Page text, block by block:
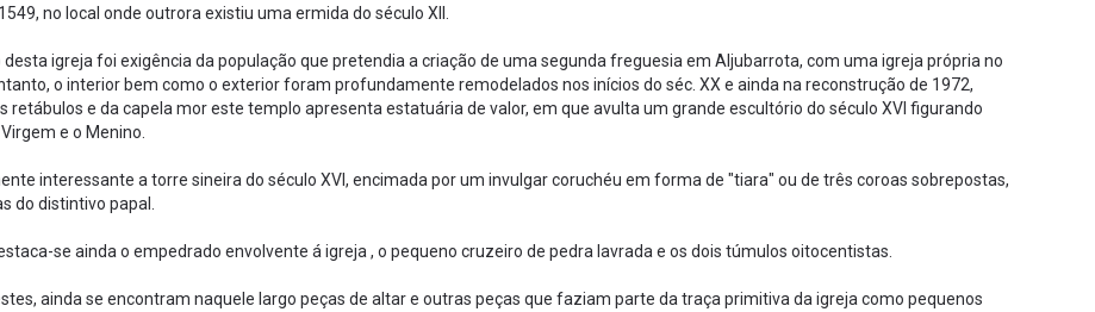
no local onde outrora existiu uma ermida do século XII.
igreja foi exigência da população que pretendia a criação de uma segunda freguesia em Aljubarrota, com uma igreja própria no
o interior bem como o exterior foram profundamente remodelados nos inícios do séc. XX e ainda na reconstrução de 1972,
retábulos e da capela mor este templo apresenta estatuária de valor, em que avulta um grande escultório do século XVI figurando
e o Menino.
interessante a torre sineira do século XVI, encimada por um invulgar coruchéu em forma de "tiara" ou de três coroas sobrepostas,
do distintivo papal.
se ainda o empedrado envolvente á igreja , o pequeno cruzeiro de pedra lavrada e os dois túmulos oitocentistas.
ainda se encontram naquele largo peças de altar e outras peças que faziam parte da traça primitiva da igreja como pequenos